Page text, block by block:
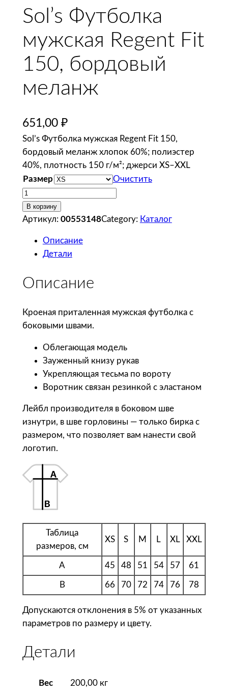
Sol’s Футболка
мужская Regent Fit
150, бордовый
меланж
651,00 ₽
Sol’s Футболка мужская Regent Fit 150,
бордовый меланж хлопок 60%; полиэстер
40%, плотность 150 г/м²; джерси XS–XXL
Размер
Очистить
К
о
л
т
о
т
S
Ф
о
м
с
к
я
В корзину
Артикул: 00553148Category: Каталог
Описание
Детали
Описание
Кроеная приталенная мужская футболка с
боковыми швами.
Облегающая модель
Зауженный книзу рукав
Укрепляющая тесьма по вороту
Воротник связан резинкой с эластаном
Лейбл производителя в боковом шве
изнутри, в шве горловины — только бирка с
размером, что позволяет вам нанести свой
логотип.
Таблица
размеров, см
XS S M L XL XXL
A 45 48 51 54 57 61
B 66 70 72 74 76 78
Допускаются отклонения в 5% от указанных
параметров по размеру и цвету.
Детали
Вес 200,00 кг